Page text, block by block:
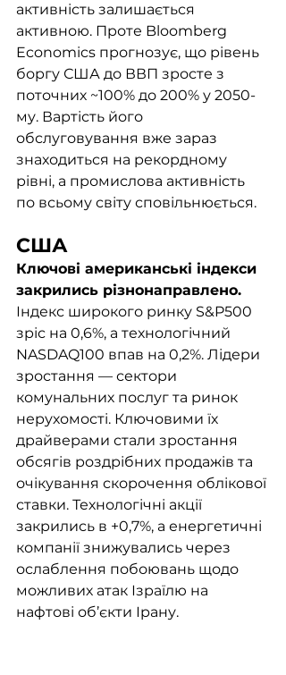
активність залишається
активною. Проте Bloomberg
Economics прогнозує, що рівень
боргу США до ВВП зросте з
поточних ~100% до 200% у 2050-
му. Вартість його
обслуговування вже зараз
знаходиться на рекордному
рівні, а промислова активність
по всьому світу сповільнюється.
США
Ключові американські індекси
закрились різнонаправлено.
Індекс широкого ринку S&P500
зріс на 0,6%, а технологічний
NASDAQ100 впав на 0,2%. Лідери
зростання — сектори
комунальних послуг та ринок
нерухомості. Ключовими їх
драйверами стали зростання
обсягів роздрібних продажів та
очікування скорочення облікової
ставки. Технологічні акції
закрились в +0,7%, а енергетичні
компанії знижувались через
ослаблення побоювань щодо
можливих атак Ізраїлю на
нафтові об’єкти Ірану.